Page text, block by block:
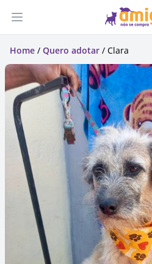
Abrir menu
Home / Quero adotar / Clara